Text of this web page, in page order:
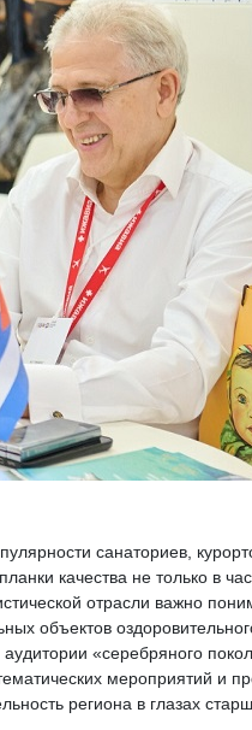
санаториев,
качества не только в
отрасли важно
объектов
«серебряного
мероприятий и
региона в глазах